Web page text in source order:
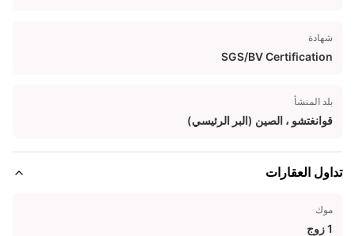
شهادة
SGS/BV Certification
بلد المنشأ
قوانغتشو ، الصين (البر الرئيسي)
تداول العقارات
موك
1 زوج